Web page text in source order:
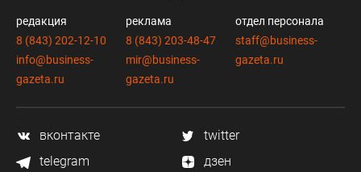
редакция
8 (843) 202-12-10
info@business-
gazeta.ru
реклама
8 (843) 203-48-47
mir@business-
gazeta.ru
отдел персонала
staff@business-
gazeta.ru
вконтакте
twitter
telegram
дзен